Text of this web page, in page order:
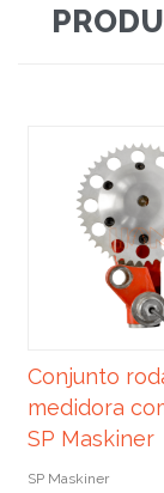
Conjunto
medidora
SP Maskiner
SP Maskiner